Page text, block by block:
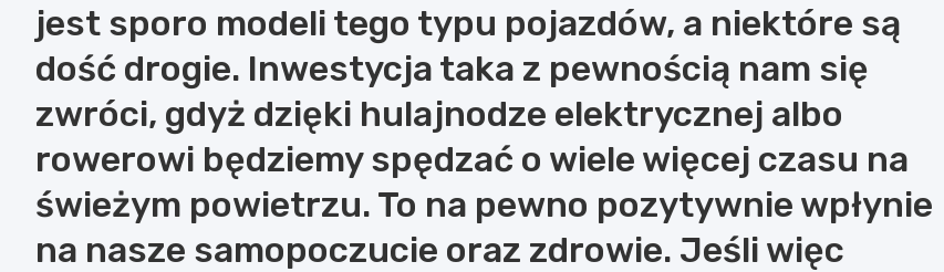
jest sporo modeli tego typu pojazdów, a niektóre są
dość drogie. Inwestycja taka z pewnością nam się
zwróci, gdyż dzięki hulajnodze elektrycznej albo
rowerowi będziemy spędzać o wiele więcej czasu na
świeżym powietrzu. To na pewno pozytywnie wpłynie
na nasze samopoczucie oraz zdrowie. Jeśli więc